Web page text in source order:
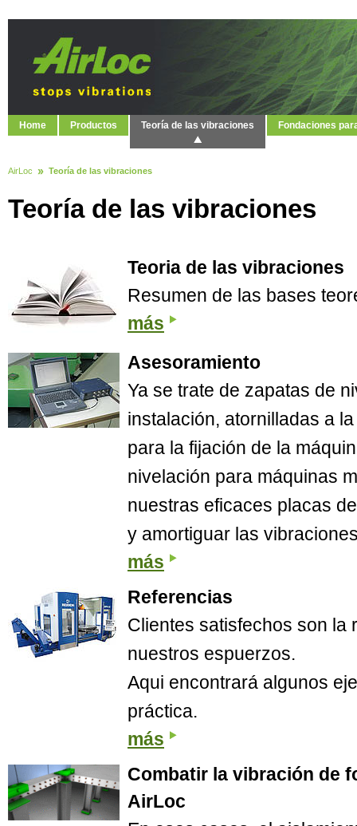
Home Productos Teoría de las vibraciones Fondaciones
AirLoc Teoría de las vibraciones
Teoría de las vibraciones
Teoria de las vibraciones
Resumen de las bases
más
Asesoramiento
Ya se trate de zapatas de
instalación, atornilladas a
para la fijación de la
nivelación para máquinas
nuestras eficaces placas
y amortiguar las
más
Referencias
Clientes satisfechos son la
nuestros espuerzos.
Aqui encontrará algunos
práctica.
más
Combatir la vibración de
AirLoc